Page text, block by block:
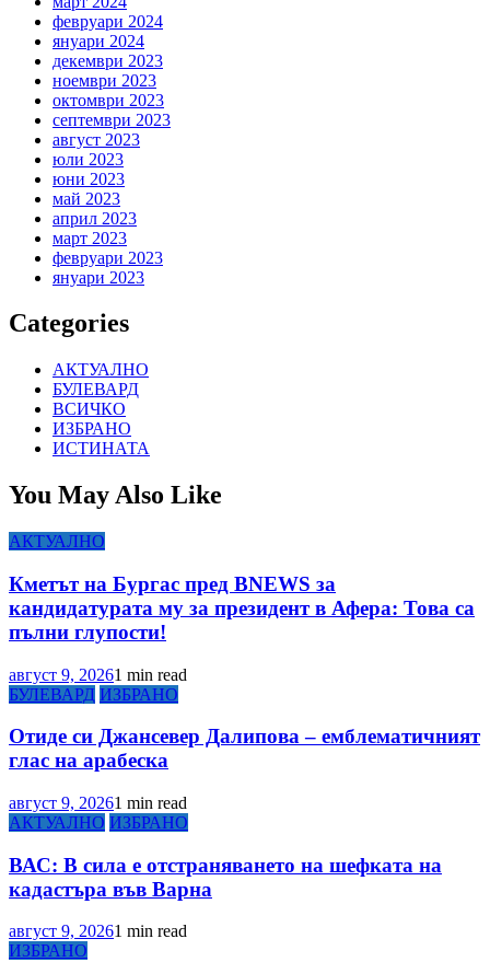
февруари 2024
януари 2024
декември 2023
ноември 2023
октомври 2023
септември 2023
август 2023
юли 2023
юни 2023
май 2023
април 2023
март 2023
февруари 2023
януари 2023
Categories
АКТУАЛНО
БУЛЕВАРД
ВСИЧКО
ИЗБРАНО
ИСТИНАТА
You May Also Like
АКТУАЛНО
Кметът на Бургас пред BNEWS за
кандидатурата му за президент в Афера: Това са
пълни глупости!
август 9, 20261 min read
БУЛЕВАРД ИЗБРАНО
Отиде си Джансевер Далипова – емблематичният
глас на арабеска
август 9, 20261 min read
АКТУАЛНО ИЗБРАНО
ВАС: В сила е отстраняването на шефката на
кадастъра във Варна
август 9, 20261 min read
ИЗБРАНО